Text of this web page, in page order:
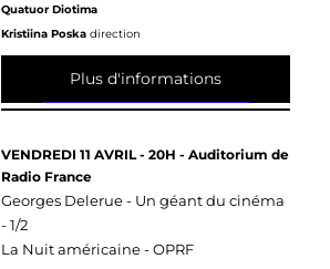
Quatuor Diotima
Kristiina Poskadirection
Plus d'informations
VENDREDI 11 AVRIL - 20H - Auditorium de
Radio France
Georges Delerue - Un géant du cinéma
- 1/2
La Nuit américaine - OPRF